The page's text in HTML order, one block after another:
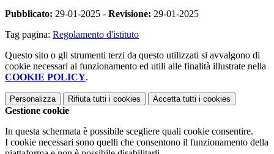
Pubblicato: 29-01-2025 - Revisione: 29-01-2025
Tag pagina: Regolamento d'istituto
Questo sito o gli strumenti terzi da questo utilizzati si avvalgono di
cookie necessari al funzionamento ed utili alle finalità illustrate nella
COOKIE POLICY.
Personalizza Rifiuta tutti i cookies Accetta tutti i cookies
Gestione cookie
In questa schermata è possibile scegliere quali cookie consentire.
I cookie necessari sono quelli che consentono il funzionamento della